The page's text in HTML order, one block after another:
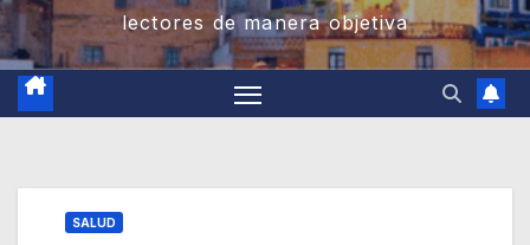
lectores de manera objetiva
SALUD